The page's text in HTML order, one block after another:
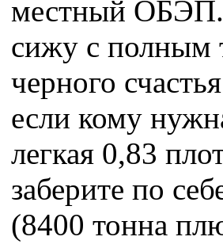
местный
сижу с полным
черного
если кому
легкая 0,83
заберите по
(8400 тонна